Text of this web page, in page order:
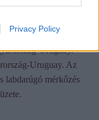
Privacy Policy